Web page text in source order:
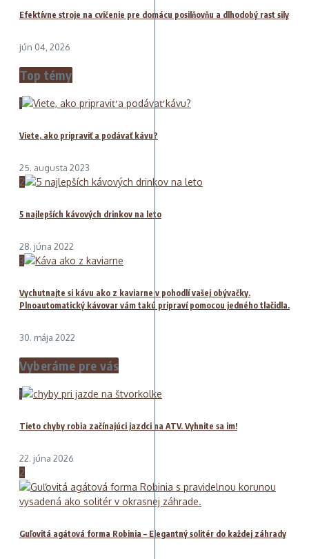
Efektívne stroje na cvičenie pre domácu posilňovňu a dlhodobý rast sily
jún 04, 2026
Top témy
1
Viete, ako pripraviť a podávať kávu?
25. augusta 2023
2
5 najlepších kávových drinkov na leto
28. júna 2022
3
Vychutnajte si kávu ako z kaviarne v pohodlí vašej obývačky.
Plnoautomatický kávovar vám takú pripraví pomocou jedného tlačidla.
30. mája 2022
Vyberáme pre vás
1
Tieto chyby robia začínajúci jazdci na ATV. Vyhnite sa im!
22. júna 2026
2
Guľovitá agátová forma Robinia – Elegantný solitér do každej záhrady